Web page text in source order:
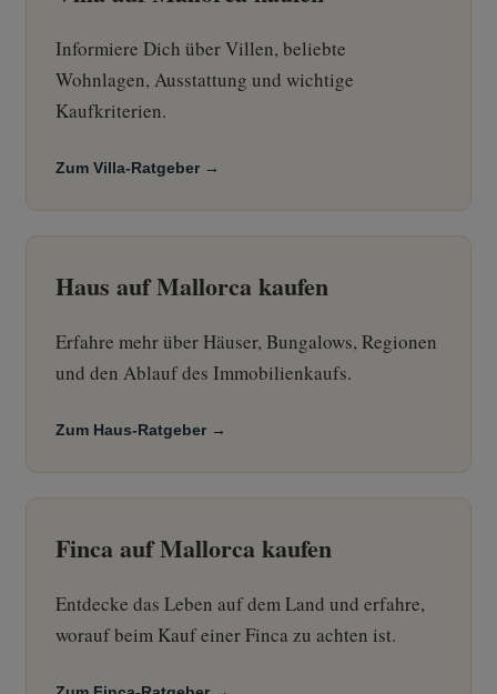
Informiere Dich über Villen, beliebte
Wohnlagen, Ausstattung und wichtige
Kaufkriterien.
Zum Villa-Ratgeber →
Haus auf Mallorca kaufen
Erfahre mehr über Häuser, Bungalows, Regionen
und den Ablauf des Immobilienkaufs.
Zum Haus-Ratgeber →
Finca auf Mallorca kaufen
Entdecke das Leben auf dem Land und erfahre,
worauf beim Kauf einer Finca zu achten ist.